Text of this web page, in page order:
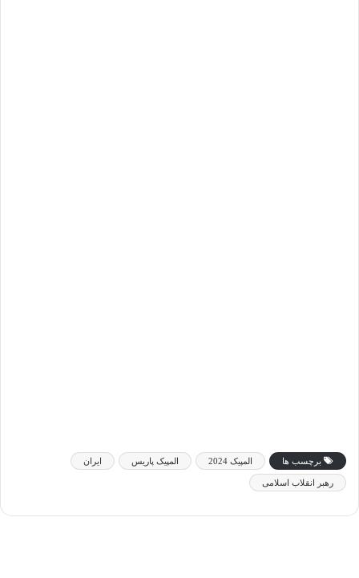
برچسب ها المپیک 2024 المپیک پاریس ایران
رهبر انقلاب اسلامی